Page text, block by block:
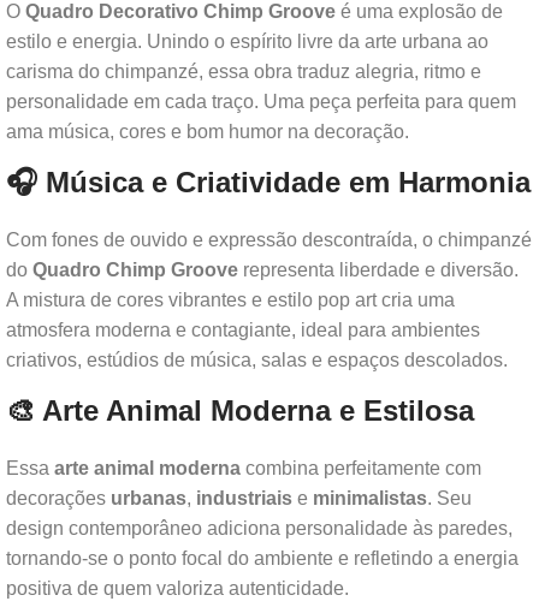
O Quadro Decorativo Chimp Groove é uma explosão de
estilo e energia. Unindo o espírito livre da arte urbana ao
carisma do chimpanzé, essa obra traduz alegria, ritmo e
personalidade em cada traço. Uma peça perfeita para quem
ama música, cores e bom humor na decoração.
🎧 Música e Criatividade em Harmonia
Com fones de ouvido e expressão descontraída, o chimpanzé
do Quadro Chimp Groove representa liberdade e diversão.
A mistura de cores vibrantes e estilo pop art cria uma
atmosfera moderna e contagiante, ideal para ambientes
criativos, estúdios de música, salas e espaços descolados.
🎨 Arte Animal Moderna e Estilosa
Essa arte animal moderna combina perfeitamente com
decorações urbanas, industriais e minimalistas. Seu
design contemporâneo adiciona personalidade às paredes,
tornando-se o ponto focal do ambiente e refletindo a energia
positiva de quem valoriza autenticidade.